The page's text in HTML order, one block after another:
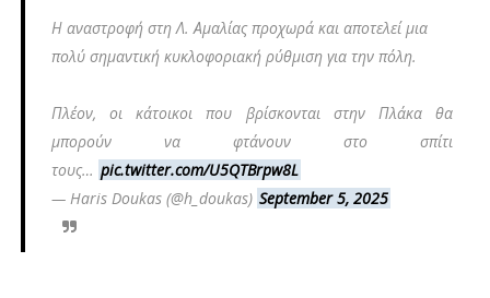
Η αναστροφή στη Λ. Αμαλίας προχωρά και αποτελεί μια
πολύ σημαντική κυκλοφοριακή ρύθμιση για την πόλη.
Πλέον, οι κάτοικοι που βρίσκονται στην Πλάκα θα
μπορούν να φτάνουν στο σπίτι
τους… pic.twitter.com/U5QTBrpw8L
— Haris Doukas (@h_doukas) September 5, 2025